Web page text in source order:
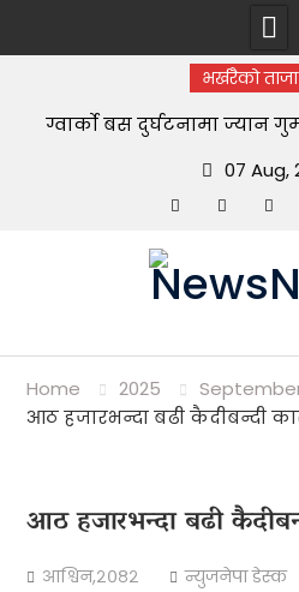
भर्खरैको
ग्वार्को बस दुर्घटनामा ज्यान
07 Aug,
Home 2025
आठ हजारभन्दा बढी कैदीबन्दी
आठ हजारभन्दा बढी
आश्विन,२०८२ न्युजनेपा डेस्क